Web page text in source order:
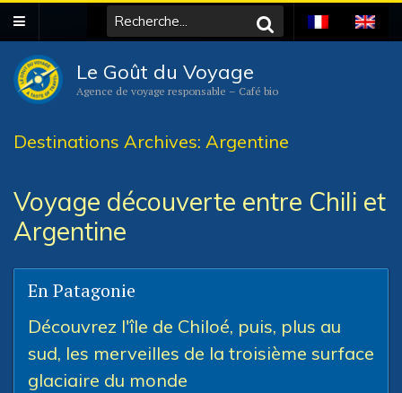
Le Goût du Voyage
Agence de voyage responsable – Café bio
Destinations Archives: Argentine
Voyage découverte entre Chili et
Argentine
En Patagonie
Découvrez l'île de Chiloé, puis, plus au
sud, les merveilles de la troisième surface
glaciaire du monde